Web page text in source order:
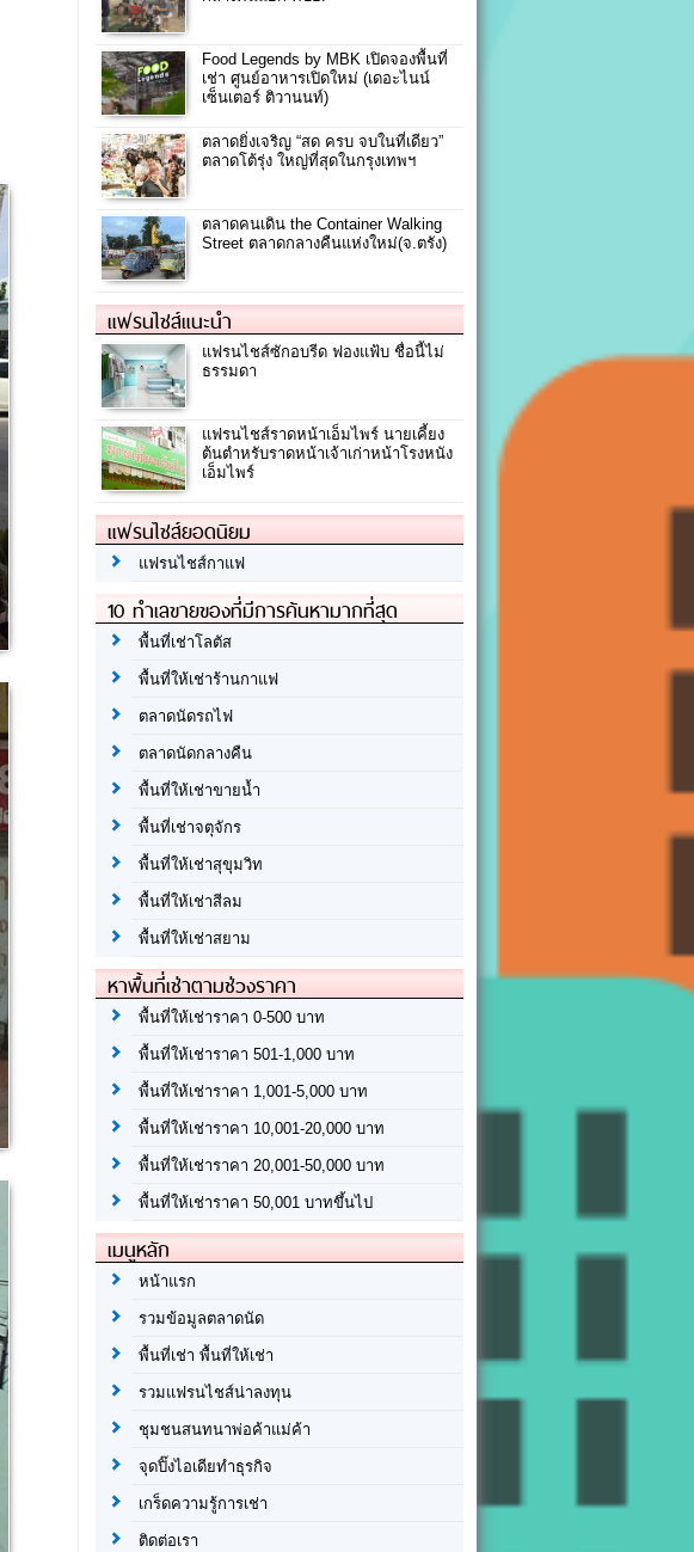
Food Legends by MBK เปิดจองพื้นที่
เช่า ศูนย์อาหารเปิดใหม่ (เดอะไนน์
เซ็นเตอร์ ติวานนท์)
ตลาดยิ่งเจริญ “สด ครบ จบในที่เดียว”
ตลาดโต้รุ่ง ใหญ่ที่สุดในกรุงเทพฯ
ตลาดคนเดิน the Container Walking
Street ตลาดกลางคืนแห่งใหม่(จ.ตรัง)
แฟรนไชส์แนะนำ
แฟรนไชส์ซักอบรีด ฟองแฟ้บ ชื่อนี้ไม่
ธรรมดา
แฟรนไชส์ราดหน้าเอ็มไพร์ นายเคี้ยง
ต้นตำหรับราดหน้าเจ้าเก่าหน้าโรงหนัง
เอ็มไพร์
แฟรนไชส์ยอดนิยม
แฟรนไชส์กาแฟ
10 ทำเลขายของที่มีการค้นหามากที่สุด
พื้นที่เช่าโลตัส
พื้นที่ให้เช่าร้านกาแฟ
ตลาดนัดรถไฟ
ตลาดนัดกลางคืน
พื้นที่ให้เช่าขายน้ำ
พื้นที่เช่าจตุจักร
พื้นที่ให้เช่าสุขุมวิท
พื้นที่ให้เช่าสีลม
พื้นที่ให้เช่าสยาม
หาพื้นที่เช่าตามช่วงราคา
พื้นที่ให้เช่าราคา 0-500 บาท
พื้นที่ให้เช่าราคา 501-1,000 บาท
พื้นที่ให้เช่าราคา 1,001-5,000 บาท
พื้นที่ให้เช่าราคา 10,001-20,000 บาท
พื้นที่ให้เช่าราคา 20,001-50,000 บาท
พื้นที่ให้เช่าราคา 50,001 บาทขึ้นไป
เมนูหลัก
หน้าแรก
รวมข้อมูลตลาดนัด
พื้นที่เช่า พื้นที่ให้เช่า
รวมแฟรนไชส์น่าลงทุน
ชุมชนสนทนาพ่อค้าแม่ค้า
จุดปิ๊งไอเดียทำธุรกิจ
เกร็ดความรู้การเช่า
ติดต่อเรา